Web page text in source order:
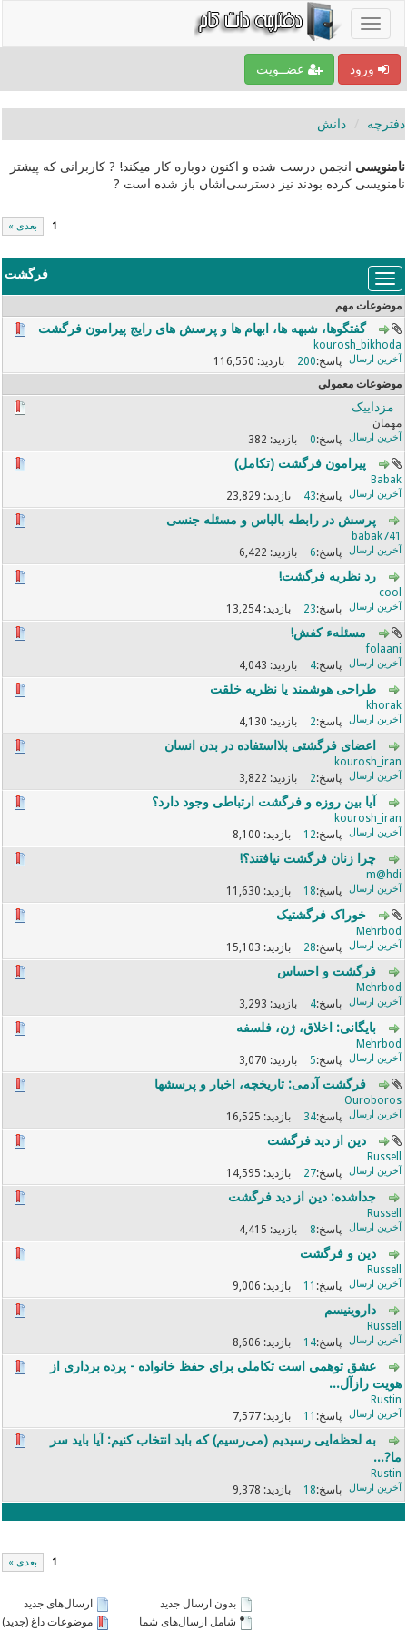
ورود عضــویت
دفترچه دانش
نامنویسی انجمن درست شده و اکنون دوباره کار میکند! ? کاربرانی که پیشتر
نامنویسی کرده بودند نیز دسترسی‌اشان باز شده است ?
1 بعدی »
فرگشت
موضوعات مهم
گفتگوها، شبهه ها، ابهام ها و پرسش های رایج پیرامون فرگشت
kourosh_bikhoda
200
موضوعات معمولی
مزداییک
مهمان
0
پيرامون فرگشت (تكامل)
Babak
43
پرسش در رابطه بالباس و مسئله جنسی
babak741
6
رد نظریه فرگشت!
cool
23
13,254
مسئلهء کفش!
folaani
4
طراحی هوشمند یا نظریه خلقت
khorak
2
اعضای فرگشتی بلااستفاده در بدن انسان
kourosh_iran
2
آیا بین روزه و فرگشت ارتباطی وجود دارد؟
kourosh_iran
12
چرا زنان فرگشت نیافتند؟!
m@hdi
18
خوراک فرگشتیک
Mehrbod
28
فرگشت و احساس
Mehrbod
4
بایگانی: اخلاق، ژن، فلسفه
Mehrbod
5
فرگشت آدمی: تاریخچه، اخبار و پرسشها
Ouroboros
34
دین از دید فرگشت
Russell
27
جداشده: دین از دید فرگشت
Russell
8
دین و فرگشت
Russell
11
داروینیسم
Russell
14
عشق توهمی است تکاملی برای حفظ خانواده - پرده برداری از
هویت رازآل...
Rustin
11
7,577
به لحظه‌ایی رسیدیم (می‌رسیم) که باید انتخاب کنیم: آیا باید سر
ما?...
Rustin
18
1 بعدی »
ارسال‌های جدید
موضوعات داغ (جدید)
بدون ارسال جدید
شامل ارسال‌های شما